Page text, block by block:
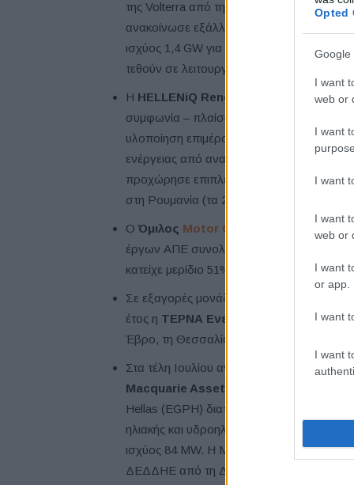
Opted
Google
I want
web or
I want
I want
I want
web or
I want
or app.
I want
I want
της Volterra από την ΔΕΗ Ανανεώσιμες το
ανακοίνωσε εξάλλου τον Ιούνιο την
ισχύος 1,4 GW για τα οποία τα επόμενα
τεθούν σε λειτουργία.
Η HELLENiQ Renewables , 100%
συμφωνία – πλαίσιο, ύψους έως 766 εκατ.
υλοποίηση επιμέρους χρηματοδοτήσεων
ενέργειας από ανανεώσιμες πηγές
προχώρησε επιπλέον σε συμφωνίες
στη Ρουμανία (τα 211 από την Mytilineos)
Ο Όμιλος Μotor Oil
ολοκλήρωσε το
έργων ΑΠΕ συνολικής ισχύος 1,9 GW
κατείχε μερίδιο 51% σε χαρτοφυλάκιο
Σε εξαγορές μονάδων ΑΠΕ ισχύος 850
έτος η ΤΕΡΝΑ Ενεργειακή
, αποκτώντας
Έβρο, τη Θεσσαλία, την Αιτωλοακαρνανία,
Στα τέλη Ιουλίου ανακοινώθηκε
Macquarie Asset Management
Hellas (EGPH) διατηρεί σε λειτουργία 59
ηλιακής και υδροηλεκτρικής ενέργειας,
ισχύος 84 MW. Η Macquarie ως γνωστόν
ΔΕΔΔΗΕ από τη ΔΕΗ.